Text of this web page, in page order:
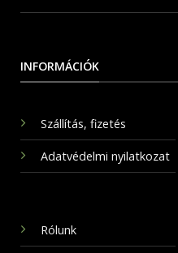
INFORMÁCIÓK
Szállítás, fizetés
Adatvédelmi nyilatkozat
Rólunk